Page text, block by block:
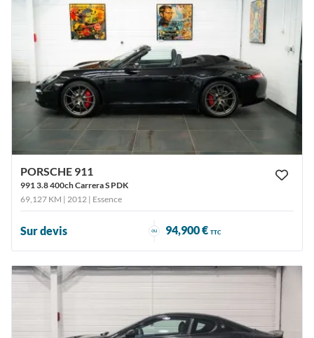
PORSCHE 911
991 3.8 400ch Carrera S PDK
69,127 KM | 2012 | Essence
Sur devis ou 94,900 € TTC